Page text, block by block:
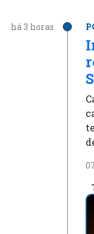
há 3 horas